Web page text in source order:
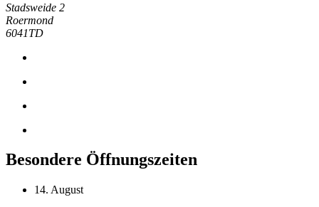
Stadsweide 2
Roermond
6041TD
Besondere Öffnungszeiten
14. August